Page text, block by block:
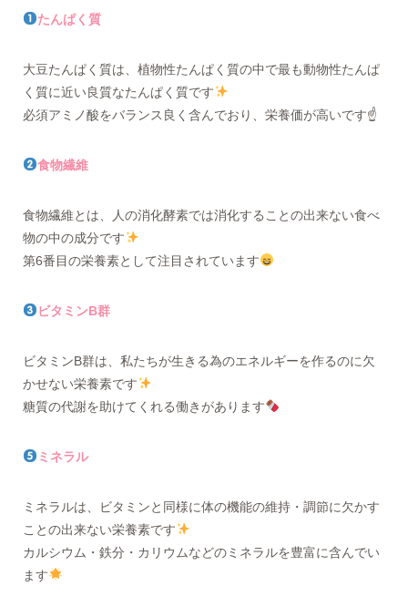
たんぱく質
大豆たんぱく質は、植物性たんぱく質の中で最も動物性たんぱ
く質に近い良質なたんぱく質です
必須アミノ酸をバランス良く含んでおり、栄養価が高いです☝️
食物繊維
食物繊維とは、人の消化酵素では消化することの出来ない食べ
物の中の成分です
第6番目の栄養素として注目されています
ビタミンB群
ビタミンB群は、私たちが生きる為のエネルギーを作るのに欠
かせない栄養素です
糖質の代謝を助けてくれる働きがあります
ミネラル
ミネラルは、ビタミンと同様に体の機能の維持・調節に欠かす
ことの出来ない栄養素です
カルシウム・鉄分・カリウムなどのミネラルを豊富に含んでい
ます